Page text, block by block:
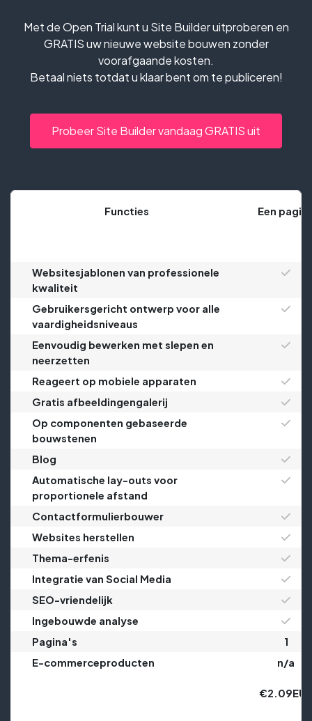
Met de Open Trial kunt u Site Builder uitproberen en
GRATIS uw nieuwe website bouwen zonder
voorafgaande kosten.
Betaal niets totdat u klaar bent om te publiceren!
Probeer Site Builder vandaag GRATIS uit
Functies Een
Websitesjablonen van professionele
kwaliteit
Gebruikersgericht ontwerp voor alle
vaardigheidsniveaus
Eenvoudig bewerken met slepen en
neerzetten
Reageert op mobiele apparaten
Gratis afbeeldingengalerij
Op componenten gebaseerde
bouwstenen
Blog
Automatische lay-outs voor
proportionele afstand
Contactformulierbouwer
Websites herstellen
Thema-erfenis
Integratie van Social Media
SEO-vriendelijk
Ingebouwde analyse
Pagina's
1
E-commerceproducten
n/a